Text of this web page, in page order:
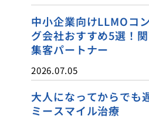
中小企業向けLLMOコ
グ会社おすすめ5選！
集客パートナー
2026.07.05
大人になってからでも
ミースマイル治療